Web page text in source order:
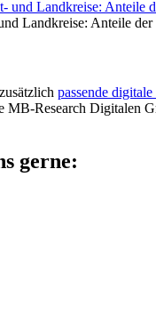
Landkreise: Anteile der
passende
Research Digitalen
gerne: